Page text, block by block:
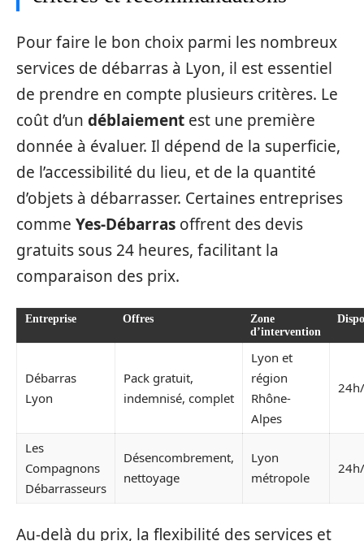
Pour faire le bon choix parmi les nombreux
services de débarras à Lyon, il est essentiel
de prendre en compte plusieurs critères. Le
coût d’un déblaiement est une première
donnée à évaluer. Il dépend de la superficie,
de l’accessibilité du lieu, et de la quantité
d’objets à débarrasser. Certaines entreprises
comme Yes-Débarras offrent des devis
gratuits sous 24 heures, facilitant la
comparaison des prix.
Entreprise Offres
Zone
d’intervention
Débarras
Lyon
Pack gratuit,
indemnisé, complet
Lyon et
région
Rhône-
Alpes
Les
Compagnons
Débarrasseurs
Désencombrement,
nettoyage
Lyon
métropole
Au-delà du prix, la flexibilité des services et